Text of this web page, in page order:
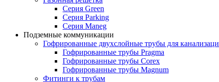
Серия Green
Серия Parking
Серия Maneg
Подземные коммуникации
Гофрированные двухслойные трубы для
Гофрированные трубы Pragma
Гофрированные трубы Corex
Гофрированные трубы Magnum
Фитинги к трубам